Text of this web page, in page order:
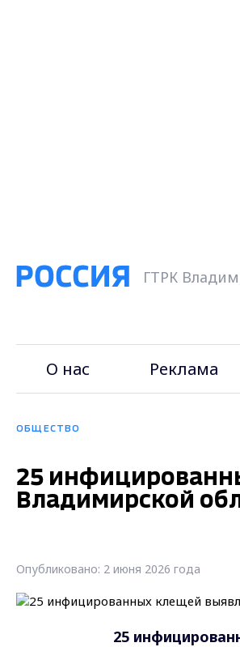
ГТРК
О нас Реклама
ОБЩЕСТВО
25
Владимирской
Опубликовано: 2 июня 2026 года
25